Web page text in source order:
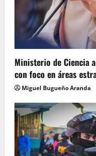
Ministerio de Ciencia
con foco en áreas
Miguel Bugueño Aranda